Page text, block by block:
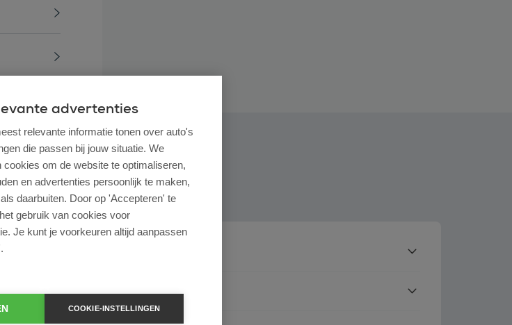
advertenties
relevante informatie tonen over auto's
die passen bij jouw situatie. We
cookies om de website te optimaliseren,
en advertenties persoonlijk te maken,
daarbuiten. Door op 'Accepteren' te
gebruik van cookies voor
Je kunt je voorkeuren altijd aanpassen
COOKIE-INSTELLINGEN